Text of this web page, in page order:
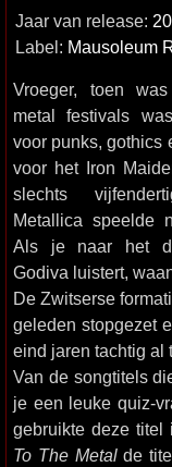
Jaar van release:
Label: Mausoleum
Vroeger, toen
metal festivals
voor punks, gothics
voor het Iron
slechts
Metallica speelde
Als je naar het
Godiva luistert,
De Zwitserse
geleden stopgezet
eind jaren tachtig al
Van de songtitels
je een leuke quiz-
gebruikte deze
To The Metalde